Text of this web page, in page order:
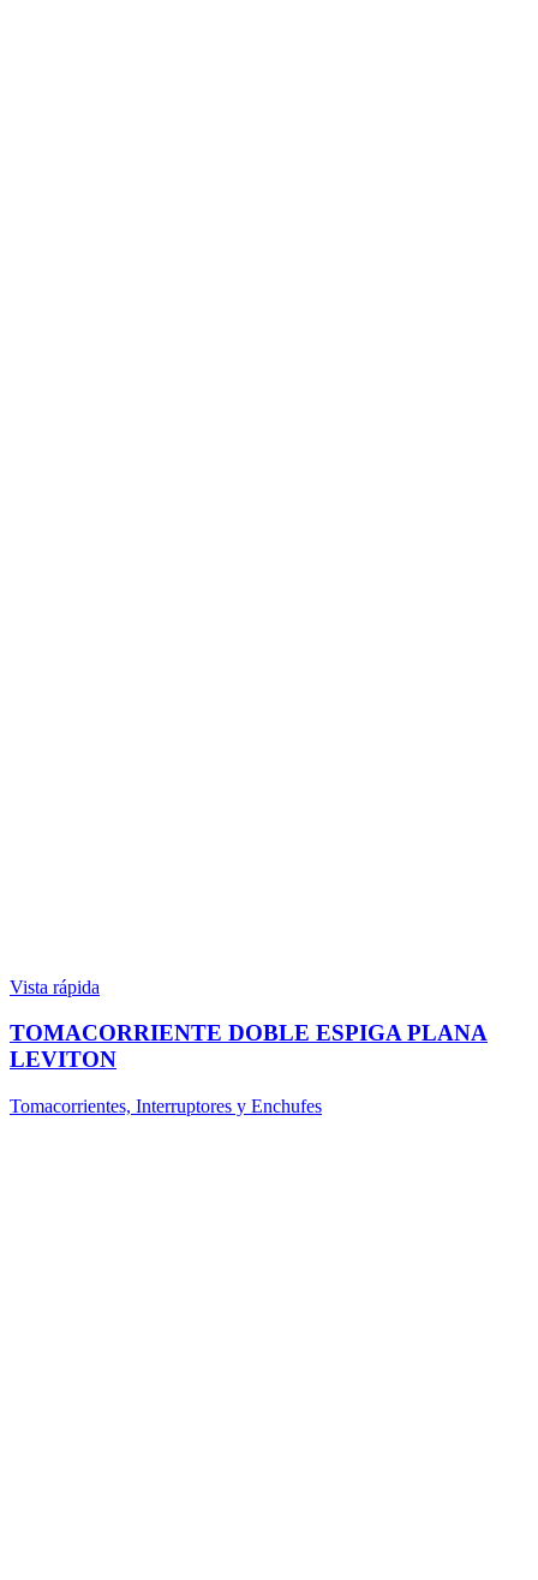
Vista rápida
TOMACORRIENTE DOBLE ESPIGA PLANA
LEVITON
Tomacorrientes, Interruptores y Enchufes